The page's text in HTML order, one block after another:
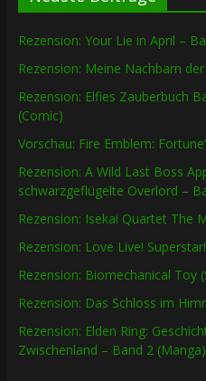
Rezension: Your Lie in April –
Rezension: Meine Nachbarn
Rezension: Elfies Zauberbuch
(Comic)
Vorschau: Fire Emblem:
Rezension: A Wild Last Boss
schwarzgeflügelte Overlord –
Rezension: Isekai Quartet The
Rezension: Love Live!
Rezension: Biomechanical Toy
Rezension: Das Schloss im
Rezension: Elden Ring:
Zwischenland – Band 2 (Manga)